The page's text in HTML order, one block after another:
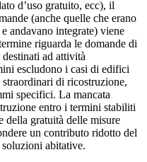
d’uso gratuito, ecc), il
(anche quelle che erano
andavano integrate) viene
riguarda le domande di
ad attività
escludono i casi di edifici
di ricostruzione,
specifici. La mancata
entro i termini stabiliti
della gratuità delle misure
un contributo ridotto del
abitative.